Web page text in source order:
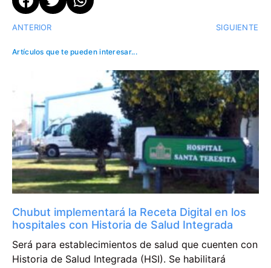
ANTERIOR SIGUIENTE
Artículos que te pueden interesar...
Chubut implementará la Receta Digital en los
hospitales con Historia de Salud Integrada
Será para establecimientos de salud que cuenten con
Historia de Salud Integrada (HSI). Se habilitará